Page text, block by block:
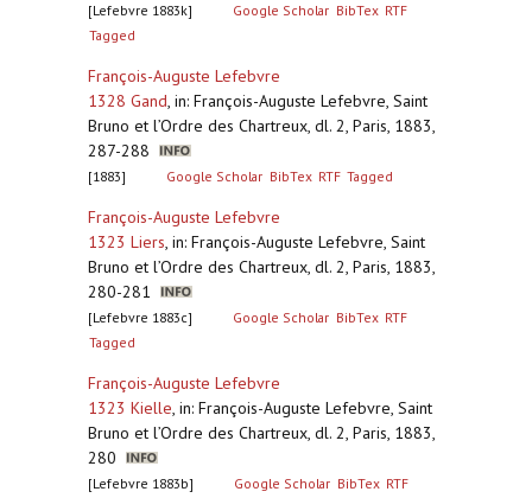
[Lefebvre 1883k] Google Scholar BibTex RTF
Tagged
François-Auguste Lefebvre
1328 Gand, in: François-Auguste Lefebvre, Saint
Bruno et l’Ordre des Chartreux, dl. 2, Paris, 1883,
287-288
[1883] Google Scholar BibTex RTF Tagged
François-Auguste Lefebvre
1323 Liers, in: François-Auguste Lefebvre, Saint
Bruno et l’Ordre des Chartreux, dl. 2, Paris, 1883,
280-281
[Lefebvre 1883c] Google Scholar BibTex RTF
Tagged
François-Auguste Lefebvre
1323 Kielle, in: François-Auguste Lefebvre, Saint
Bruno et l’Ordre des Chartreux, dl. 2, Paris, 1883,
280
[Lefebvre 1883b] Google Scholar BibTex RTF